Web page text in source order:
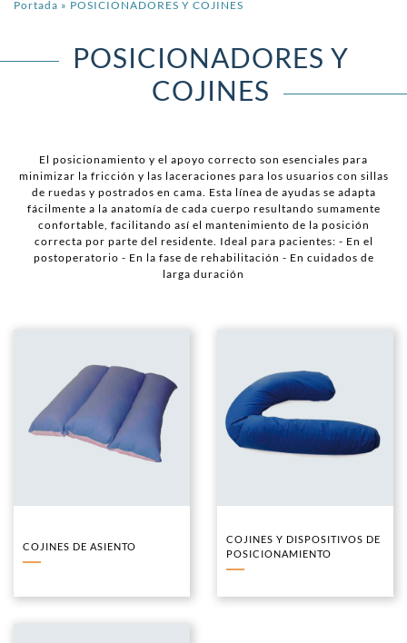
Portada » POSICIONADORES Y COJINES
POSICIONADORES Y
COJINES
El posicionamiento y el apoyo correcto son esenciales para
minimizar la fricción y las laceraciones para los usuarios con sillas
de ruedas y postrados en cama. Esta línea de ayudas se adapta
fácilmente a la anatomía de cada cuerpo resultando sumamente
confortable, facilitando así el mantenimiento de la posición
correcta por parte del residente. Ideal para pacientes: - En el
postoperatorio - En la fase de rehabilitación - En cuidados de
larga duración
COJINES DE ASIENTO
COJINES Y DISPOSITIVOS DE
POSICIONAMIENTO